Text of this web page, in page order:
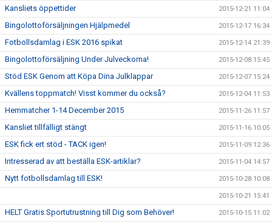
Kansliets öppettider 2015-12-21 11:04
Bingolottoförsäljningen Hjälpmedel 2015-12-17 16:34
Fotbollsdamlag i ESK 2016 spikat 2015-12-14 21:39
Bingolottoförsäljning Under Julveckorna! 2015-12-08 15:45
Stöd ESK Genom att Köpa Dina Julklappar 2015-12-07 15:24
Kvällens toppmatch! Visst kommer du också? 2015-12-04 11:53
Hemmatcher 1-14 December 2015 2015-11-26 11:57
Kansliet tillfälligt stängt 2015-11-16 10:05
ESK fick ert stöd - TACK igen! 2015-11-09 12:36
Intresserad av att beställa ESK-artiklar? 2015-11-04 14:57
Nytt fotbollsdamlag till ESK! 2015-10-28 10:08
2015-10-21 15:41
HELT Gratis Sportutrustning till Dig som Behöver! 2015-10-15 11:02